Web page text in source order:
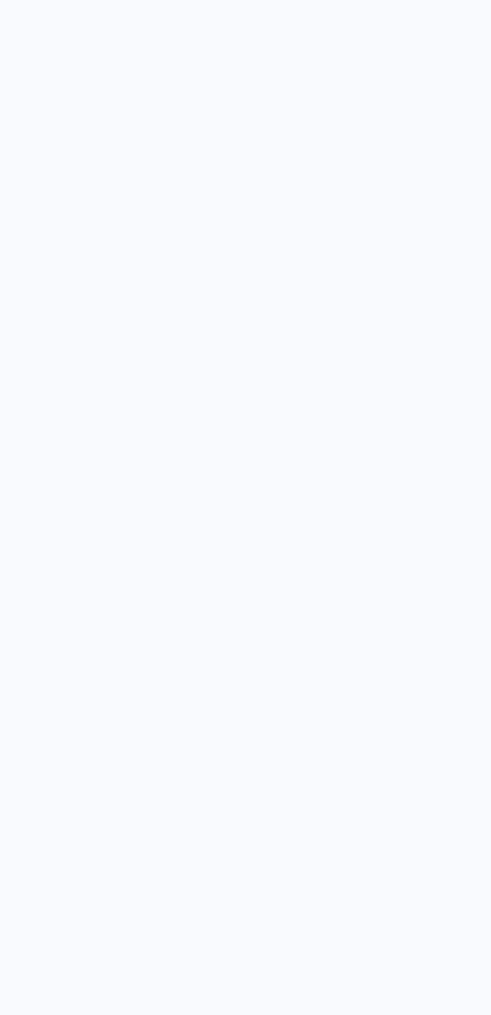
THE PURCHASERS
due and payable by the
the highest bidder on a
to make payment of
(incl. VAT on fee) once
on the ‘Legals’ tab
to the property. By
updated regarding